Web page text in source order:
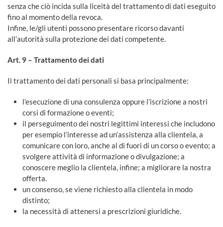
senza che ciò incida sulla liceità del trattamento di dati eseguito
fino al momento della revoca.
Infine, le/gli utenti possono presentare ricorso davanti
all’autorità sulla protezione dei dati competente.
Art. 9 – Trattamento dei dati
Il trattamento dei dati personali si basa principalmente:
l’esecuzione di una consulenza oppure l’iscrizione a nostri
corsi di formazione o eventi;
il perseguimento dei nostri legittimi interessi che includono
per esempio l’interesse ad un’assistenza alla clientela, a
comunicare con loro, anche al di fuori di un corso o evento; a
svolgere attività di informazione o divulgazione; a
conoscere meglio la clientela, infine; a migliorare la nostra
offerta.
un consenso, se viene richiesto alla clientela in modo
distinto;
la necessità di attenersi a prescrizioni giuridiche.